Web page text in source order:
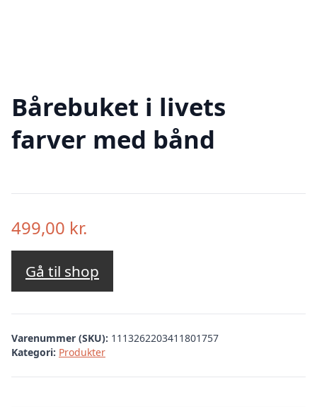
Bårebuket i livets
farver med bånd
499,00 kr.
Gå til shop
Varenummer (SKU): 1113262203411801757
Kategori: Produkter